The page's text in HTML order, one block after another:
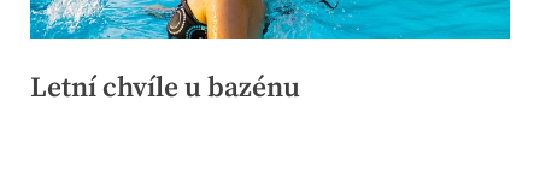
Letní chvíle u bazénu